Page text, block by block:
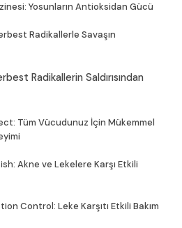
Yosunların Antioksidan Gücü
Radikallerle Savaşın
Radikallerin Saldırısından
Tüm Vücudunuz İçin Mükemmel
Akne ve Lekelere Karşı Etkili
Control: Leke Karşıtı Etkili Bakım